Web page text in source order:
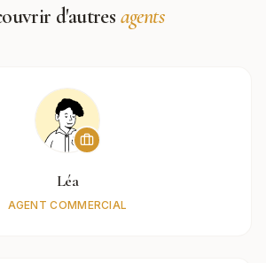
d'autres agents
Léa
AGENT COMMERCIAL